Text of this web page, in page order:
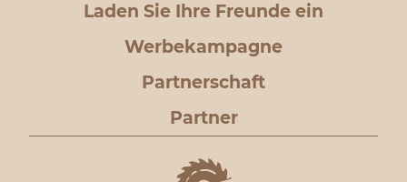
Laden Sie Ihre Freunde ein
Werbekampagne
Partnerschaft
Partner